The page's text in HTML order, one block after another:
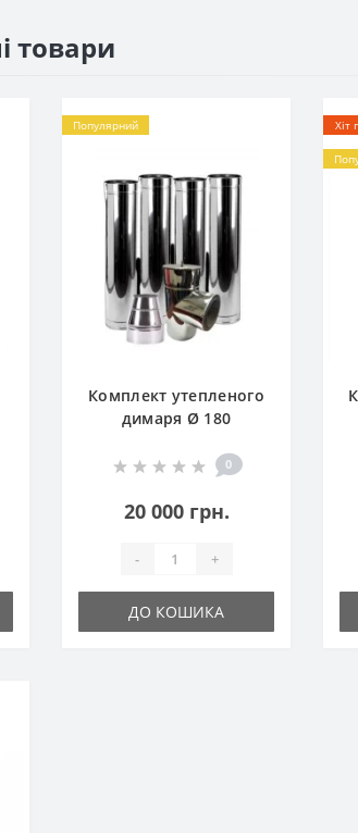
товари
Популярний
Комплект утепленого
димаря Ø 180
0
20 000 грн.
- +
ДО КОШИКА
Хіт